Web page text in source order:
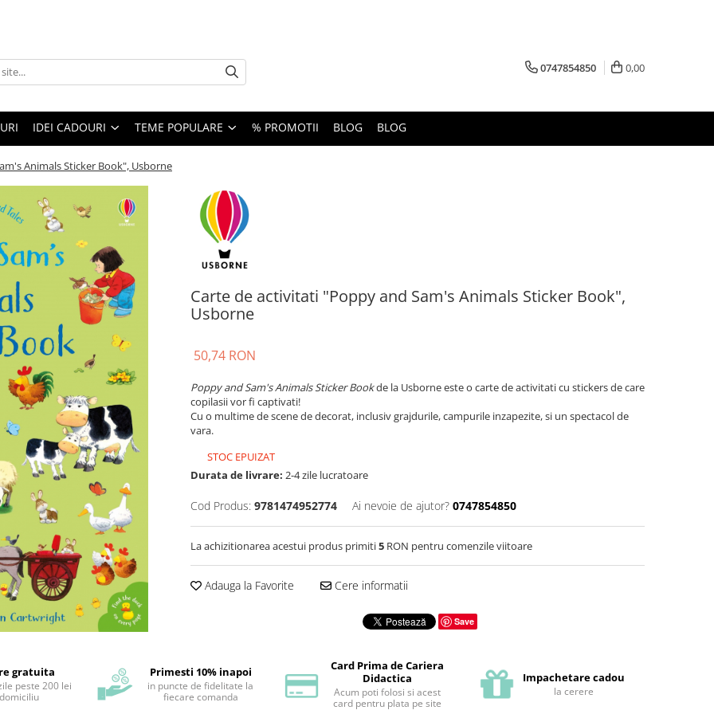
0747854850 0,00
IDEI CADOURI TEME POPULARE % PROMOTII BLOG BLOG
Animals Sticker Book", Usborne
Carte de activitati "Poppy and Sam's Animals Sticker Book",
Usborne
50,74 RON
Poppy and Sam's Animals Sticker Bookde la Usborne este o carte de activitati cu stickers de care
copilasii vor fi captivati!
Cu o multime de scene de decorat, inclusiv grajdurile, campurile inzapezite, si un spectacol de
vara.
STOC EPUIZAT
Durata de livrare: 2-4 zile lucratoare
Cod Produs: 9781474952774 Ai nevoie de ajutor? 0747854850
La achizitionarea acestui produs primiti5 RON pentru comenzile viitoare
Adauga la Favorite Cere informatii
Save
gratuita
peste 200 lei
Primesti 10% inapoi
in puncte de fidelitate la
fiecare comanda
Card Prima de Cariera
Didactica
Acum poti folosi si acest
card pentru plata pe site
Impachetare cadou
la cerere